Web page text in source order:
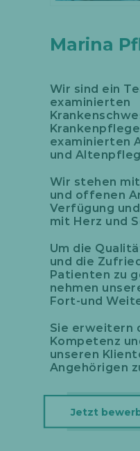
Marina
Wir sind ein
examinierten
examinierten
und
Wir stehen
und offenen
Verfügung
mit Herz und
Um die
und die
Patienten zu
nehmen
Fort-und
Sie erweitern
Kompetenz
unseren
Angehörigen
Jetzt